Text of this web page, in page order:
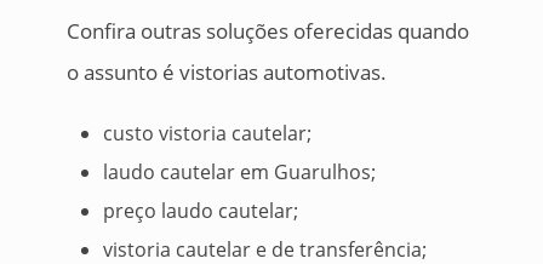
Confira outras soluções oferecidas quando
o assunto é vistorias automotivas.
custo vistoria cautelar;
laudo cautelar em Guarulhos;
preço laudo cautelar;
vistoria cautelar e de transferência;